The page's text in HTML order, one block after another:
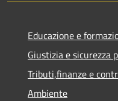
Educazione e
Giustizia e sicurezza
Tributi,finanze e
Ambiente